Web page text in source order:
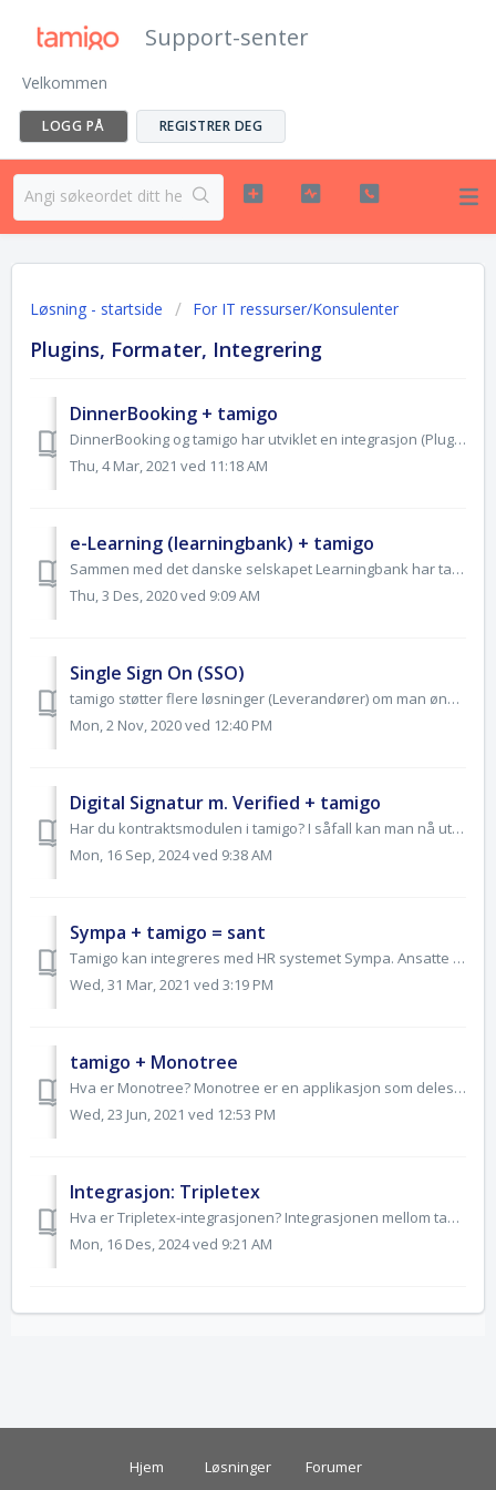
Support-senter
Velkommen
LOGG PÅ REGISTRER DEG
Løsning - startside For IT ressurser/Konsulenter
Plugins, Formater, Integrering
DinnerBooking + tamigo
DinnerBooking og tamigo har utviklet en integrasjon (Plugin) som bidrar til å optimalisere lønnskostnader og bemanning. Ved å kombinere antall b...
Thu, 4 Mar, 2021 ved 11:18 AM
e-Learning (learningbank) + tamigo
Sammen med det danske selskapet Learningbank har tamigo lagt opp en Plugin som gir din virksomhet sømløs samhandling mellom tamigo bemanningssystem og...
Thu, 3 Des, 2020 ved 9:09 AM
Single Sign On (SSO)
tamigo støtter flere løsninger (Leverandører) om man ønsker å knytte virksomhetens SSO (Singel Sign On) løsning med tamigo. Azure AD, ADFS samlV2, ope...
Mon, 2 Nov, 2020 ved 12:40 PM
Digital Signatur m. Verified + tamigo
Har du kontraktsmodulen i tamigo? I såfall kan man nå utvide dette med digital signatur. Vi har inngått samarbeide med selskapet Verified, og kan t...
Mon, 16 Sep, 2024 ved 9:38 AM
Sympa + tamigo = sant
Tamigo kan integreres med HR systemet Sympa. Ansatte data (Stamdata) kan opprettes i tamigo direkte fra HR systemet Sympa. Det vil si at Sympa vil være &quo...
Wed, 31 Mar, 2021 ved 3:19 PM
tamigo + Monotree
Hva er Monotree? Monotree er en applikasjon som deles mellom og forbinder ansatte i din virksomhet. Monotree dekker funksjoner som onboarding, e-lea...
Wed, 23 Jun, 2021 ved 12:53 PM
Integrasjon: Tripletex
Hva er Tripletex-integrasjonen? Integrasjonen mellom tamigo og Tripletex overfører arbeidstimer, fravær og lønnsdata fra tamigo til Tripletex automatisk, no...
Mon, 16 Des, 2024 ved 9:21 AM
Hjem Løsninger Forumer